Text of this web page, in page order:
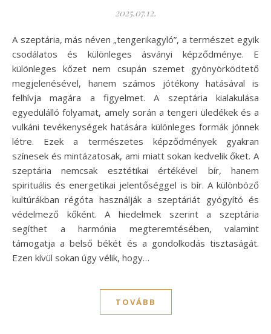
2025.07.12.
A szeptária, más néven „tengerikagyló”, a természet egyik
csodálatos és különleges ásványi képződménye. E
különleges kőzet nem csupán szemet gyönyörködtető
megjelenésével, hanem számos jótékony hatásával is
felhívja magára a figyelmet. A szeptária kialakulása
egyedülálló folyamat, amely során a tengeri üledékek és a
vulkáni tevékenységek hatására különleges formák jönnek
létre. Ezek a természetes képződmények gyakran
színesek és mintázatosak, ami miatt sokan kedvelik őket. A
szeptária nemcsak esztétikai értékével bír, hanem
spirituális és energetikai jelentőséggel is bír. A különböző
kultúrákban régóta használják a szeptáriát gyógyító és
védelmező kőként. A hiedelmek szerint a szeptária
segíthet a harmónia megteremtésében, valamint
támogatja a belső békét és a gondolkodás tisztaságát.
Ezen kívül sokan úgy vélik, hogy…
TOVÁBB